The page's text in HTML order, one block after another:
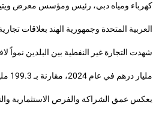
كهرباء ومياه دبي، رئيس ومؤسس معرض
العربية المتحدة وجمهورية الهند بعلاقات
يعكس عمق الشراكة والفرص الاستثمارية